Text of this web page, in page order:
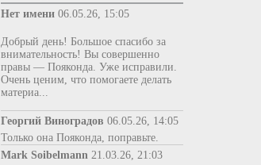
Нет имени 06.05.26, 15:05
Добрый день! Большое спасибо за
внимательность! Вы совершенно
правы — Пояконда. Уже исправили.
Очень ценим, что помогаете делать
материа...
Георгий Виноградов 06.05.26, 14:05
Только она Пояконда, поправьте.
Mark Soibelmann 21.03.26, 21:03